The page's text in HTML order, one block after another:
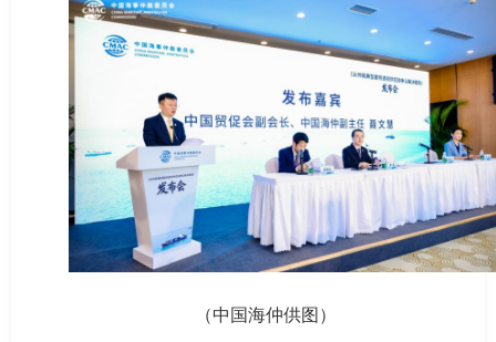
（中国海仲供图）